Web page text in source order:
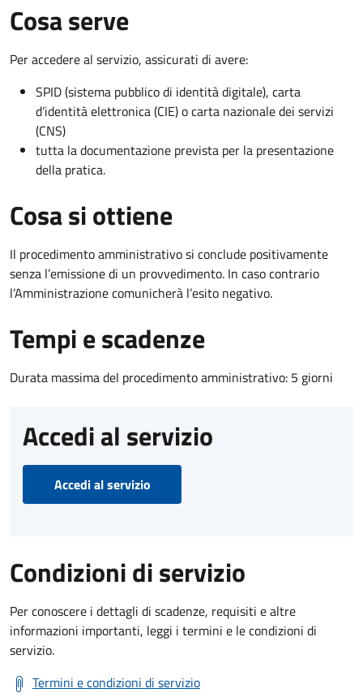
Cosa serve
Per accedere al servizio, assicurati di avere:
SPID (sistema pubblico di identità digitale), carta
d’identità elettronica (CIE) o carta nazionale dei servizi
(CNS)
tutta la documentazione prevista per la presentazione
della pratica.
Cosa si ottiene
Il procedimento amministrativo si conclude positivamente
senza l’emissione di un provvedimento. In caso contrario
l’Amministrazione comunicherà l’esito negativo.
Tempi e scadenze
Durata massima del procedimento amministrativo: 5 giorni
Accedi al servizio
Accedi al servizio
Condizioni di servizio
Per conoscere i dettagli di scadenze, requisiti e altre
informazioni importanti, leggi i termini e le condizioni di
servizio.
Termini e condizioni di servizio